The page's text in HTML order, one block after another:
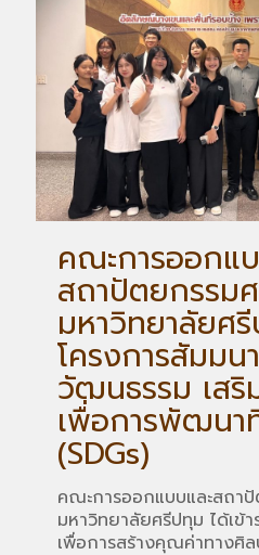
คณะการออกแ
สถาปัตยกรรม
มหาวิทยาลัยศ
โครงการสัมมน
วัฒนธรรม เส
เพื่อการพัฒนา
(SDGs)
คณะการออกแบบและสถา
มหาวิทยาลัยศรีปทุม ได้เข้
เพื่อการสร้างคุณค่าทางศิ